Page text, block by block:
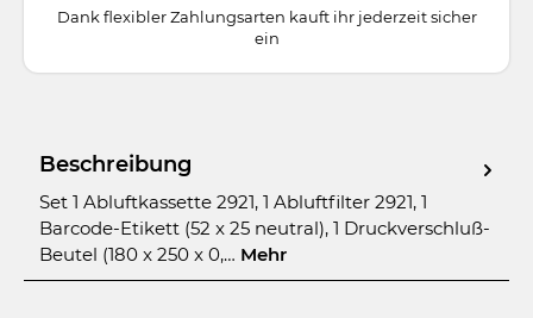
Dank flexibler Zahlungsarten kauft ihr jederzeit sicher
ein
Beschreibung
Set 1 Abluftkassette 2921, 1 Abluftfilter 2921, 1
Barcode-Etikett (52 x 25 neutral), 1 Druckverschluß-
Beutel (180 x 250 x 0,… Mehr